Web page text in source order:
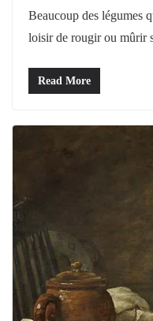
Beaucoup des légumes
loisir de rougir ou mûrir
Read More